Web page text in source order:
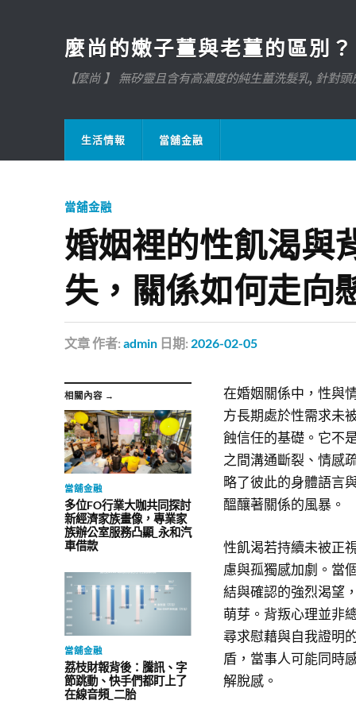
麼尚的嫩子薑與老薑的區別？
【麼尚 】 無矽靈且含有高濃度的純生薑洗髮乳, 針對
生活情報 當舖金融
當舖金融
婚姻裡的性飢渴與
失，關係如何走向
文章作者: admin 日期: 2026-02-05
相關內容 →
當舖金融
多位FO行業大咖共同探討
新經濟家族畫像，專業家
族辦公室服務凸顯_永和汽
車借款
當舖金融
荔枝財報背後：騰訊、字
節跳動、快手們都盯上了
在線音頻_二胎
在婚姻關係中，性與
方長期處於性需求未
蝕信任的基礎。它不
之間溝通斷裂、情感
略了彼此的身體語言
醞釀著關係的風暴。
性飢渴若持續未被正
慮與孤獨感加劇。當
結與確認的強烈渴望
萌芽。背叛心理並非
尋求慰藉與自我證明
盾，當事人可能同時
解脫感。